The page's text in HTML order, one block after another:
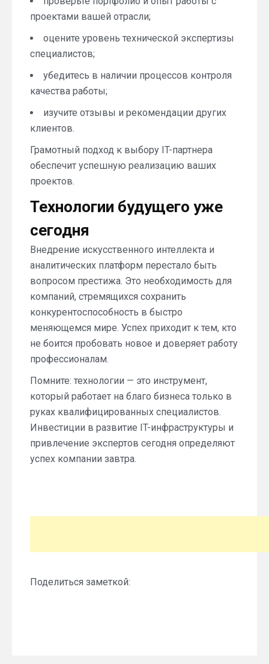
проектами вашей отрасли;
оцените уровень технической экспертизы
специалистов;
убедитесь в наличии процессов контроля
качества работы;
изучите отзывы и рекомендации других
клиентов.
Грамотный подход к выбору IT-партнера
обеспечит успешную реализацию ваших
проектов.
Технологии будущего уже
сегодня
Внедрение искусственного интеллекта и
аналитических платформ перестало быть
вопросом престижа. Это необходимость для
компаний, стремящихся сохранить
конкурентоспособность в быстро
меняющемся мире. Успех приходит к тем, кто
не боится пробовать новое и доверяет работу
профессионалам.
Помните: технологии — это инструмент,
который работает на благо бизнеса только в
руках квалифицированных специалистов.
Инвестиции в развитие IT-инфраструктуры и
привлечение экспертов сегодня определяют
успех компании завтра.
Поделиться заметкой: